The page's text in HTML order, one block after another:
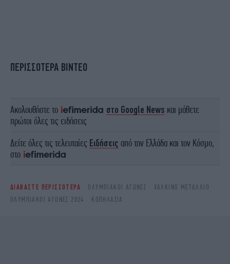
ΠΕΡΙΣΣΟΤΕΡΑ ΒΙΝΤΕΟ
Ακολουθήστε το στο Google News και μάθετε
πρώτοι όλες τις ειδήσεις
Δείτε όλες τις τελευταίες Ειδήσεις από την Ελλάδα και τον Κόσμο,
στο
ΔΙΑΒΑΣΤΕ ΠΕΡΙΣΣΟΤΕΡΑ ΟΛΥΜΠΙΑΚΟΊ ΑΓΏΝΕΣ
ΧΆΛΚΙΝΟ ΜΕΤΆΛΛΙΟ
ΟΛΥΜΠΙΑΚΟΙ ΑΓΩΝΕΣ 2024
ΚΩΠΗΛΑΣΊΑ